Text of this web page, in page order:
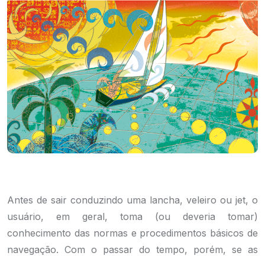
Antes de sair conduzindo uma lancha, veleiro ou jet, o
usuário, em geral, toma (ou deveria tomar)
conhecimento das normas e procedimentos básicos de
navegação. Com o passar do tempo, porém, se as